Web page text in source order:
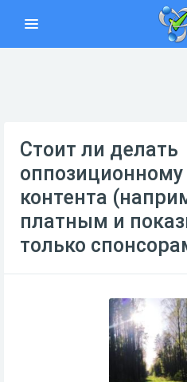
Стоит ли делать
оппозиционному
контента
платным и
только